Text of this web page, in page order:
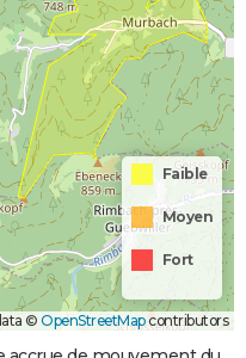
Faible
Moyen
Fort
© OpenStreetMapcontributors